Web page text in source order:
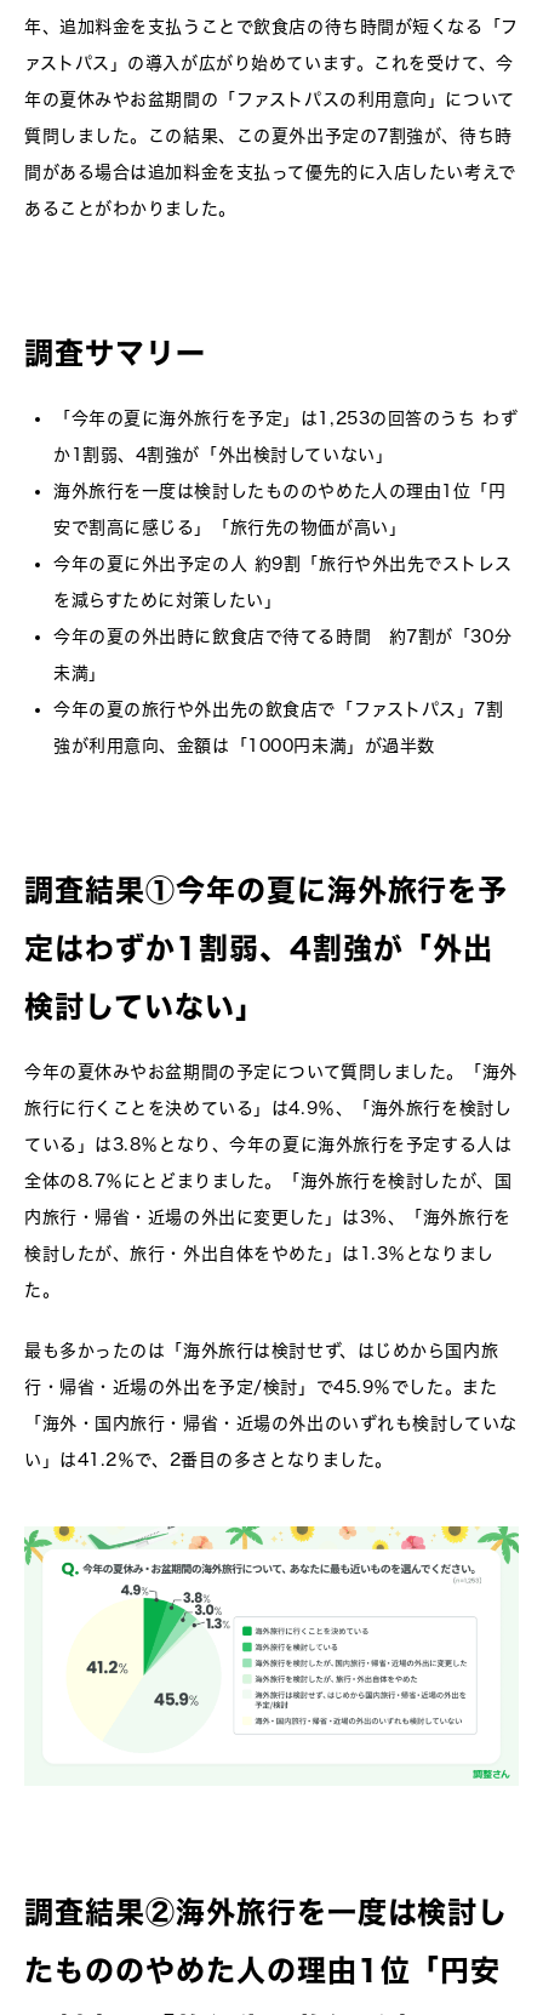
年、追加料金を支払うことで飲食店の待ち時間が短くなる「フ
ァストパス」の導入が広がり始めています。これを受けて、今
年の夏休みやお盆期間の「ファストパスの利用意向」について
質問しました。この結果、この夏外出予定の7割強が、待ち時
間がある場合は追加料金を支払って優先的に入店したい考えで
あることがわかりました。
調査サマリー
「今年の夏に海外旅行を予定」は1,253の回答のうち わず
か1割弱、4割強が「外出検討していない」
海外旅行を一度は検討したもののやめた人の理由1位「円
安で割高に感じる」「旅行先の物価が高い」
今年の夏に外出予定の人 約9割「旅行や外出先でストレス
を減らすために対策したい」
今年の夏の外出時に飲食店で待てる時間 約7割が「30分
未満」
今年の夏の旅行や外出先の飲食店で「ファストパス」7割
強が利用意向、金額は「1000円未満」が過半数
調査結果①今年の夏に海外旅行を予
定はわずか1割弱、4割強が「外出
検討していない」
今年の夏休みやお盆期間の予定について質問しました。「海外
旅行に行くことを決めている」は4.9％、「海外旅行を検討し
ている」は3.8％となり、今年の夏に海外旅行を予定する人は
全体の8.7％にとどまりました。「海外旅行を検討したが、国
内旅行・帰省・近場の外出に変更した」は3%、「海外旅行を
検討したが、旅行・外出自体をやめた」は1.3％となりまし
た。
最も多かったのは「海外旅行は検討せず、はじめから国内旅
行・帰省・近場の外出を予定/検討」で45.9％でした。また
「海外・国内旅行・帰省・近場の外出のいずれも検討していな
い」は41.2％で、2番目の多さとなりました。
調査結果②海外旅行を一度は検討し
たもののやめた人の理由1位「円安